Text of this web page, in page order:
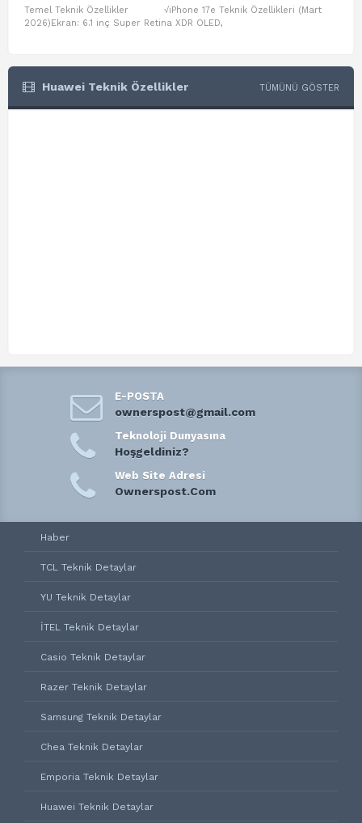
Temel Teknik Özellikler √iPhone 17e Teknik Özellikleri (Mart
2026)Ekran: 6.1 inç Super Retina XDR OLED,
Huawei Teknik Özellikler TÜMÜNÜ GÖSTER
E-POSTA
ownerspost@gmail.com
Teknoloji Dunyasına
Hoşgeldiniz?
Web Site Adresi
Ownerspost.Com
Haber
TCL Teknik Detaylar
YU Teknik Detaylar
İTEL Teknik Detaylar
Casio Teknik Detaylar
Razer Teknik Detaylar
Samsung Teknik Detaylar
Chea Teknik Detaylar
Emporia Teknik Detaylar
Huawei Teknik Detaylar